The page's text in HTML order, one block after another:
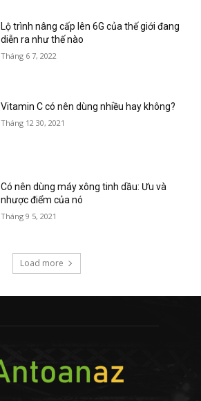
Lộ trình nâng cấp lên 6G của thế giới đang
diễn ra như thế nào
Tháng 6 7, 2022
Vitamin C có nên dùng nhiều hay không?
Tháng 12 30, 2021
Có nên dùng máy xông tinh dầu: Ưu và
nhược điểm của nó
Tháng 9 5, 2021
Load more